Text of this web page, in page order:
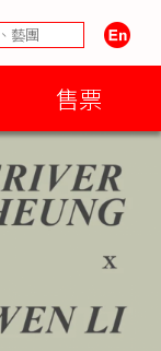
售票